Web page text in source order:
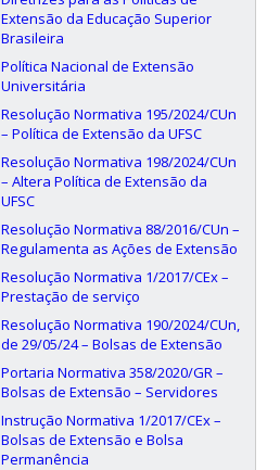
Extensão da Educação Superior
Brasileira
Política Nacional de Extensão
Universitária
Resolução Normativa 195/2024/CUn
– Política de Extensão da UFSC
Resolução Normativa 198/2024/CUn
– Altera Política de Extensão da
UFSC
Resolução Normativa 88/2016/CUn –
Regulamenta as Ações de Extensão
Resolução Normativa 1/2017/CEx –
Prestação de serviço
Resolução Normativa 190/2024/CUn,
de 29/05/24 – Bolsas de Extensão
Portaria Normativa 358/2020/GR –
Bolsas de Extensão – Servidores
Instrução Normativa 1/2017/CEx –
Bolsas de Extensão e Bolsa
Permanência